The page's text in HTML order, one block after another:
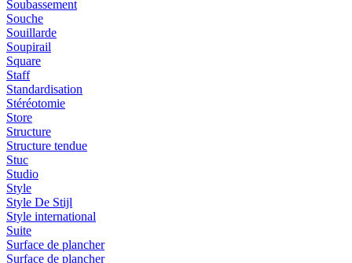
Soubassement
Souche
Souillarde
Soupirail
Square
Staff
Standardisation
Stéréotomie
Store
Structure
Structure tendue
Stuc
Studio
Style
Style De Stijl
Style international
Suite
Surface de plancher
Surface de plancher